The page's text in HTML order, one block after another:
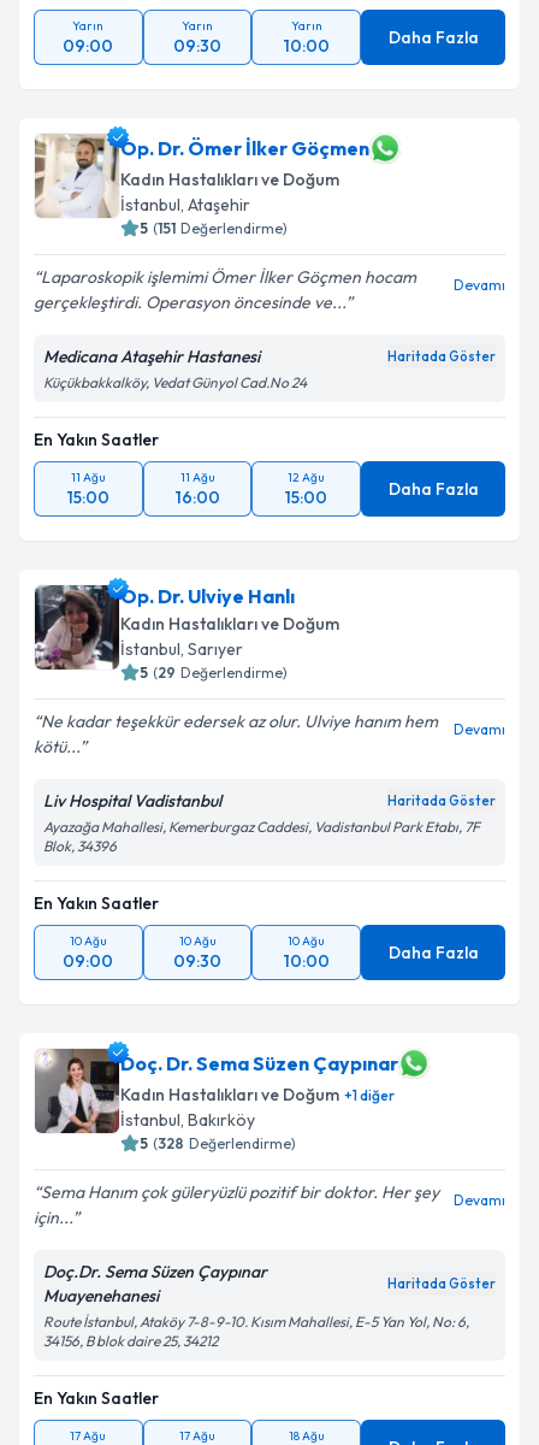
Yarın
09:00
Yarın
09:30
Yarın
10:00 Daha Fazla
Op. Dr. Ömer İlker Göçmen
Kadın Hastalıkları ve Doğum
İstanbul, Ataşehir
5 (151 Değerlendirme)
Laparoskopik işlemimi Ömer İlker Göçmen hocam
gerçekleştirdi. Operasyon öncesinde ve...
Devamı
Medicana Ataşehir Hastanesi Haritada Göster
Küçükbakkalköy, Vedat Günyol Cad.No 24
En Yakın Saatler
11 Ağu
15:00
11 Ağu
16:00
12 Ağu
15:00 Daha Fazla
Op. Dr. Ulviye Hanlı
Kadın Hastalıkları ve Doğum
İstanbul, Sarıyer
5 (29 Değerlendirme)
Ne kadar teşekkür edersek az olur. Ulviye hanım hem
kötü...
Devamı
Liv Hospital Vadistanbul Haritada Göster
Ayazağa Mahallesi, Kemerburgaz Caddesi, Vadistanbul Park Etabı, 7F
Blok, 34396
En Yakın Saatler
10 Ağu
09:00
10 Ağu
09:30
10 Ağu
10:00 Daha Fazla
Doç. Dr. Sema Süzen Çaypınar
Kadın Hastalıkları ve Doğum +1diğer
İstanbul, Bakırköy
5 (328 Değerlendirme)
Sema Hanım çok güleryüzlü pozitif bir doktor. Her şey
için...
Devamı
Doç.Dr. Sema Süzen Çaypınar
Muayenehanesi
Haritada Göster
Route İstanbul, Ataköy 7-8-9-10. Kısım Mahallesi, E-5 Yan Yol, No: 6,
34156, B blok daire 25, 34212
En Yakın Saatler
17 Ağu 17 Ağu 18 Ağu